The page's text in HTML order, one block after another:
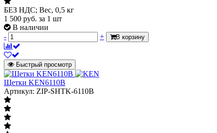
БЕЗ НДС; Вес, 0,5 кг
1 500 руб. за 1 шт
В наличии
-
+ В корзину
Быстрый просмотр
Щетки KEN6110B
Артикул: ZIP-SHTK-6110B